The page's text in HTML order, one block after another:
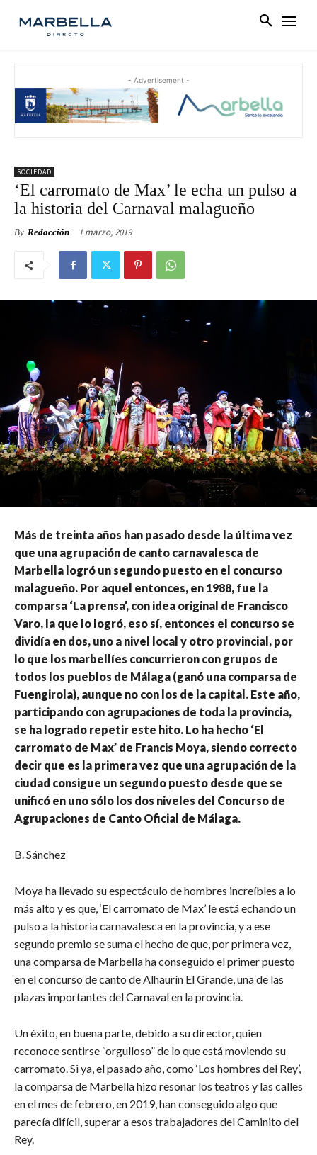
- Advertisement -
SOCIEDAD
‘El carromato de Max’ le echa un pulso a
la historia del Carnaval malagueño
By Redacción 1 marzo, 2019
Más de treinta años han pasado desde la última vez
que una agrupación de canto carnavalesca de
Marbella logró un segundo puesto en el concurso
malagueño. Por aquel entonces, en 1988, fue la
comparsa ‘La prensa’, con idea original de Francisco
Varo, la que lo logró, eso sí, entonces el concurso se
dividía en dos, uno a nivel local y otro provincial, por
lo que los marbellíes concurrieron con grupos de
todos los pueblos de Málaga (ganó una comparsa de
Fuengirola), aunque no con los de la capital. Este año,
participando con agrupaciones de toda la provincia,
se ha logrado repetir este hito. Lo ha hecho ‘El
carromato de Max’ de Francis Moya, siendo correcto
decir que es la primera vez que una agrupación de la
ciudad consigue un segundo puesto desde que se
unificó en uno sólo los dos niveles del Concurso de
Agrupaciones de Canto Oficial de Málaga.
B. Sánchez
Moya ha llevado su espectáculo de hombres increíbles a lo
más alto y es que, ‘El carromato de Max’ le está echando un
pulso a la historia carnavalesca en la provincia, y a ese
segundo premio se suma el hecho de que, por primera vez,
una comparsa de Marbella ha conseguido el primer puesto
en el concurso de canto de Alhaurín El Grande, una de las
plazas importantes del Carnaval en la provincia.
Un éxito, en buena parte, debido a su director, quien
reconoce sentirse “orgulloso” de lo que está moviendo su
carromato. Si ya, el pasado año, como ‘Los hombres del Rey’,
la comparsa de Marbella hizo resonar los teatros y las calles
en el mes de febrero, en 2019, han conseguido algo que
parecía difícil, superar a esos trabajadores del Caminito del
Rey.